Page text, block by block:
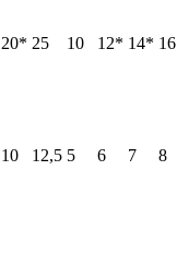
20* 25 10 12* 14* 16
10 12,5 5 6 7 8